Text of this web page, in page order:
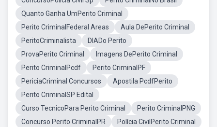
Quanto Ganha UmPerito Criminal
Perito CriminalFederal Areas
Aula DePerito Criminal
PeritoCriminalista
DIADo Perito
ProvaPerito Criminal
Imagens DePerito Criminal
Perito CriminalPcdf
Perito CriminalPF
PericiaCriminal Concursos
Apostila PcdfPerito
Perito CriminalSP Edital
Curso TecnicoPara Perito Criminal
Perito CriminalPNG
Concurso Perito CriminalPR
Polícia CivilPerito Criminal